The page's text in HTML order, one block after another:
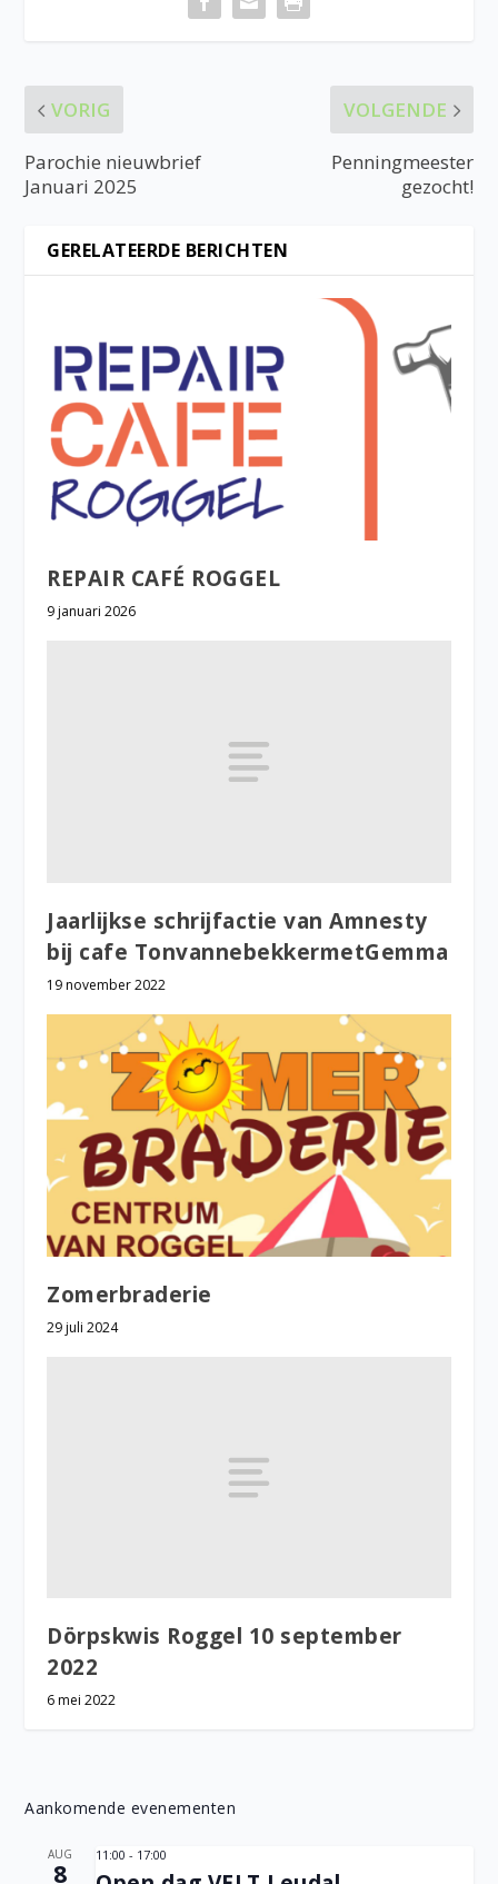
VORIG
Parochie nieuwbrief
Januari 2025
VOLGENDE
Penningmeester
gezocht!
GERELATEERDE BERICHTEN
REPAIR CAFÉ ROGGEL
9 januari 2026
Jaarlijkse schrijfactie van Amnesty
bij cafe TonvannebekkermetGemma
19 november 2022
Zomerbraderie
29 juli 2024
Dörpskwis Roggel 10 september
2022
6 mei 2022
Aankomende evenementen
AUG
8
11:00 - 17:00